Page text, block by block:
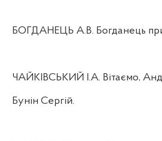
БОГДАНЕЦЬ А.В. Богданець
ЧАЙКІВСЬКИЙ І.А. Вітаємо,
Бунін Сергій.